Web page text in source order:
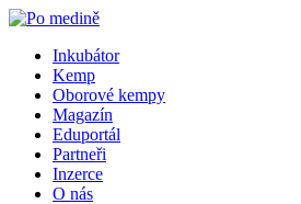
Inkubátor
Kemp
Oborové kempy
Magazín
Eduportál
Partneři
Inzerce
O nás